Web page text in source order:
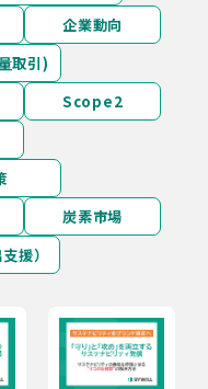
企業動向
取引)
Scope2
炭素市場
援）